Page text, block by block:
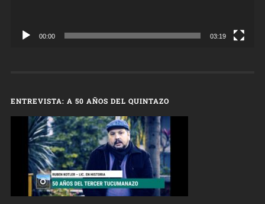
00:00 03:19
ENTREVISTA: A 50 AÑOS DEL QUINTAZO